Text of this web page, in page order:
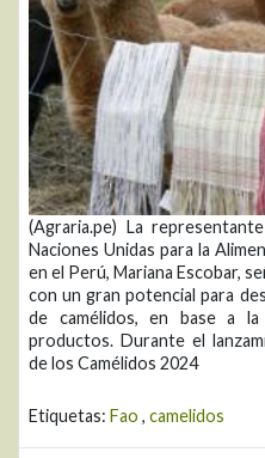
(Agraria.pe) La
Naciones Unidas para la
en el Perú, Mariana Escobar,
con un gran potencial para
de camélidos, en base a
productos. Durante el
de los Camélidos 2024
Etiquetas: Fao , camelidos